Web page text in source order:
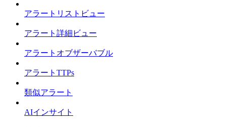
アラートリストビュー
アラート詳細ビュー
アラートオブザーバブル
アラートTTPs
類似アラート
AIインサイト